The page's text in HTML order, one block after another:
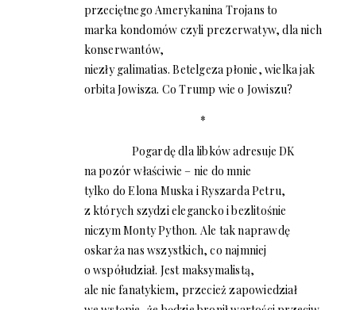
przeciętnego Amerykanina Trojans to
marka kondomów czyli prezerwatyw, dla nich
konserwantów,
niezły galimatias. Betelgeza płonie, wielka jak
orbita Jowisza. Co Trump wie o Jowiszu?
*
Pogardę dla libków adresuje DK
na pozór właściwie – nie do mnie
tylko do Elona Muska i Ryszarda Petru,
z których szydzi elegancko i bezlitośnie
niczym Monty Python. Ale tak naprawdę
oskarża nas wszystkich, co najmniej
o współudział. Jest maksymalistą,
ale nie fanatykiem, przecież zapowiedział